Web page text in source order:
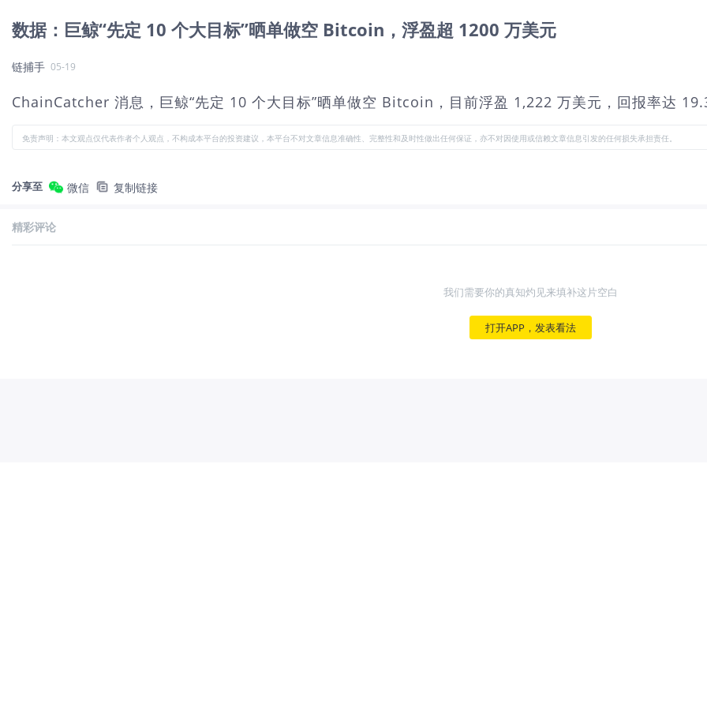
数据：巨鲸“先定 10 个大目标”晒单做空 Bitcoin，浮盈超 1200 万美元
链捕手 05-19
ChainCatcher 消息，巨鲸“先定 10 个大目标”晒单做空 Bitcoin，目前浮盈 1,222 万美元，回报率达
免责声明：本文观点仅代表作者个人观点，不构成本平台的投资建议，本平台不对文章信息准确性、完整性和及时性做出任何保证，亦不对因使用或信赖文章信息引发的任何损失承担责任。
分享至 微信 复制链接
精彩评论
我们需要你的真知灼见来填补这片空白
打开APP，发表看法